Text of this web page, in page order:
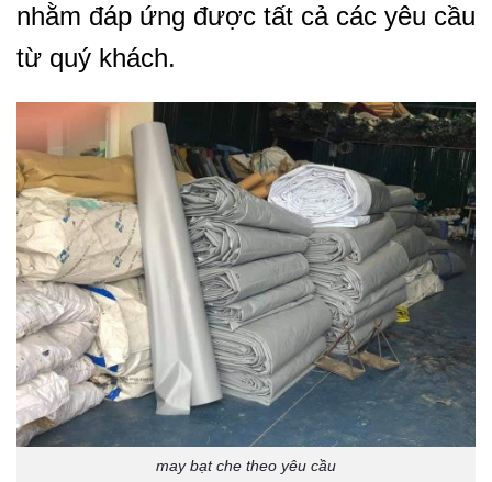
nhằm đáp ứng được tất cả các yêu cầu
từ quý khách.
may bạt che theo yêu cầu